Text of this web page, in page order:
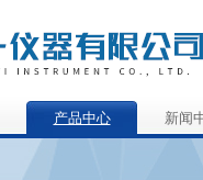
产品中心 新闻